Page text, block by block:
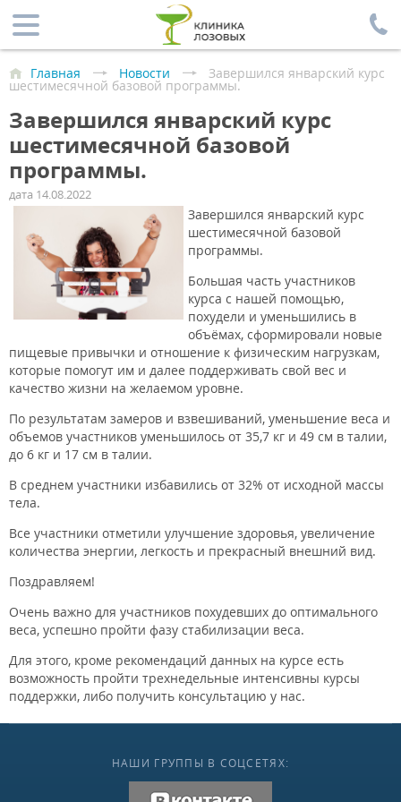
Главная Новости Завершился январский курс
шестимесячной базовой программы.
Завершился январский курс
шестимесячной базовой
программы.
дата 14.08.2022
Завершился январский курс
шестимесячной базовой
программы.
Большая часть участников
курса с нашей помощью,
похудели и уменьшились в
объёмах, сформировали новые
пищевые привычки и отношение к физическим нагрузкам,
которые помогут им и далее поддерживать свой вес и
качество жизни на желаемом уровне.
По результатам замеров и взвешиваний, уменьшение веса и
объемов участников уменьшилось от 35,7 кг и 49 см в талии,
до 6 кг и 17 см в талии.
В среднем участники избавились от 32% от исходной массы
тела.
Все участники отметили улучшение здоровья, увеличение
количества энергии, легкость и прекрасный внешний вид.
Поздравляем!
Очень важно для участников похудевших до оптимального
веса, успешно пройти фазу стабилизации веса.
Для этого, кроме рекомендаций данных на курсе есть
возможность пройти трехнедельные интенсивны курсы
поддержки, либо получить консультацию у нас.
НАШИ ГРУППЫ В СОЦСЕТЯХ: